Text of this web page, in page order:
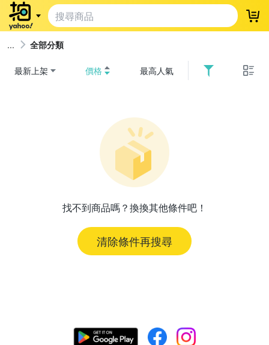
登
全部分類
最新上架 價格 最高人氣
找不到商品嗎？換換其他條件吧！
清除條件再搜尋